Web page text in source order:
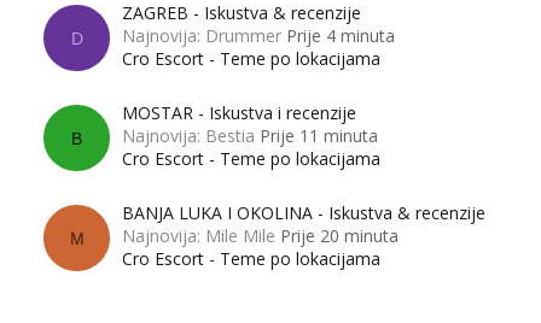
D
ZAGREB - Iskustva & recenzije
Najnovija: Drummer Prije 4 minuta
Cro Escort - Teme po lokacijama
B
MOSTAR - Iskustva i recenzije
Najnovija: Bestia Prije 11 minuta
Cro Escort - Teme po lokacijama
M
BANJA LUKA I OKOLINA - Iskustva & recenzije
Najnovija: Mile Mile Prije 20 minuta
Cro Escort - Teme po lokacijama